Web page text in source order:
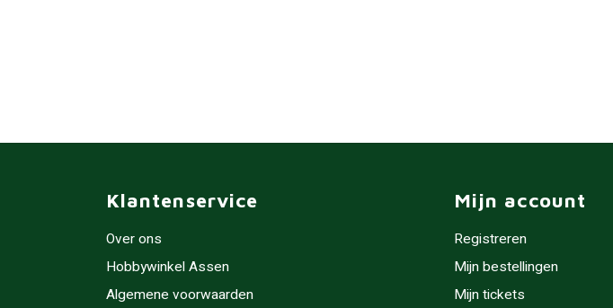
Klantenservice
Over ons
Hobbywinkel Assen
Algemene voorwaarden
Mijn account
Registreren
Mijn bestellingen
Mijn tickets